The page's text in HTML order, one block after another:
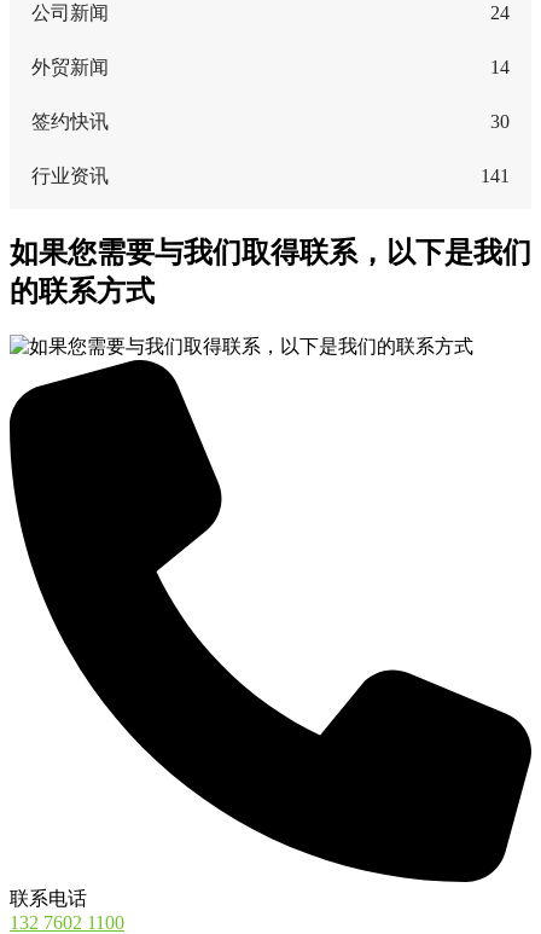
公司新闻 24
外贸新闻 14
签约快讯 30
行业资讯 141
如果您需要与我们取得联系，以下是我们
的联系方式
联系电话
132 7602 1100